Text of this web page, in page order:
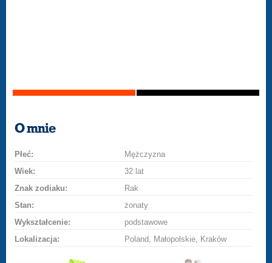
O mnie
Płeć:
Mężczyzna
Wiek:
32 lat
Znak zodiaku:
Rak
Stan:
żonaty
Wykształcenie:
podstawowe
Lokalizacja:
Poland, Małopolskie, Kraków